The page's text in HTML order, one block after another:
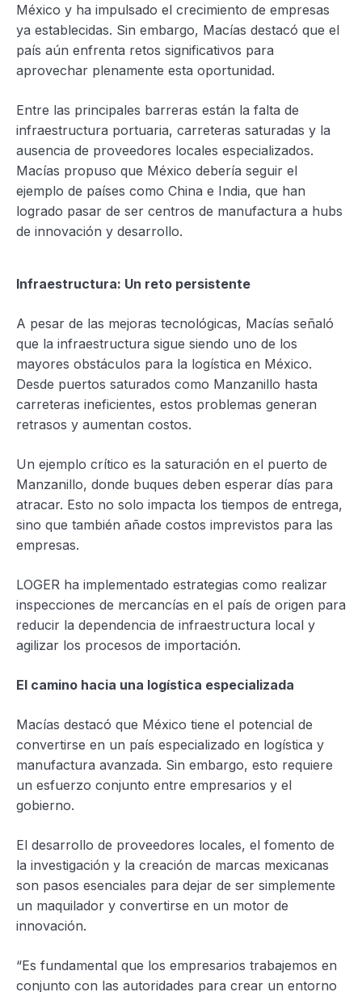
México y ha impulsado el crecimiento de empresas
ya establecidas. Sin embargo, Macías destacó que el
país aún enfrenta retos significativos para
aprovechar plenamente esta oportunidad.
Entre las principales barreras están la falta de
infraestructura portuaria, carreteras saturadas y la
ausencia de proveedores locales especializados.
Macías propuso que México debería seguir el
ejemplo de países como China e India, que han
logrado pasar de ser centros de manufactura a hubs
de innovación y desarrollo.
Infraestructura: Un reto persistente
A pesar de las mejoras tecnológicas, Macías señaló
que la infraestructura sigue siendo uno de los
mayores obstáculos para la logística en México.
Desde puertos saturados como Manzanillo hasta
carreteras ineficientes, estos problemas generan
retrasos y aumentan costos.
Un ejemplo crítico es la saturación en el puerto de
Manzanillo, donde buques deben esperar días para
atracar. Esto no solo impacta los tiempos de entrega,
sino que también añade costos imprevistos para las
empresas.
LOGER ha implementado estrategias como realizar
inspecciones de mercancías en el país de origen para
reducir la dependencia de infraestructura local y
agilizar los procesos de importación.
El camino hacia una logística especializada
Macías destacó que México tiene el potencial de
convertirse en un país especializado en logística y
manufactura avanzada. Sin embargo, esto requiere
un esfuerzo conjunto entre empresarios y el
gobierno.
El desarrollo de proveedores locales, el fomento de
la investigación y la creación de marcas mexicanas
son pasos esenciales para dejar de ser simplemente
un maquilador y convertirse en un motor de
innovación.
“Es fundamental que los empresarios trabajemos en
conjunto con las autoridades para crear un entorno